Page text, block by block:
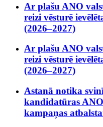
Ar plašu ANO
reizi vēsturē
(2026–2027)
Ar plašu ANO
reizi vēsturē
(2026–2027)
Astanā notika
kandidatūras
kampaņas